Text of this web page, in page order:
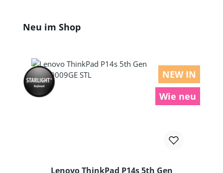
Produktgalerie überspringen
Neu im Shop
NEW IN
Wie neu
Lenovo ThinkPad P14s 5th Gen